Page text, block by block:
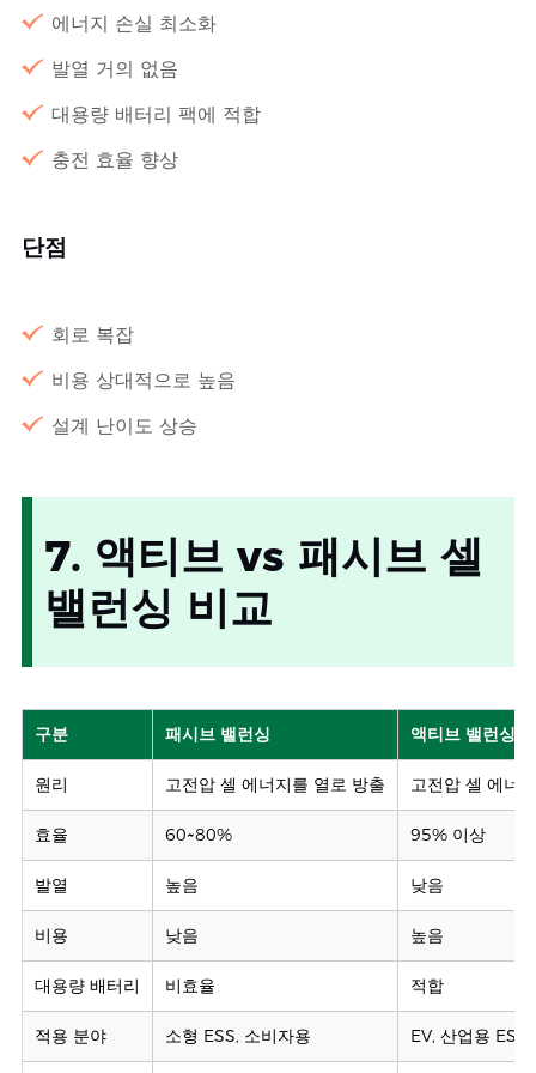
에너지 손실 최소화
발열 거의 없음
대용량 배터리 팩에 적합
충전 효율 향상
단점
회로 복잡
비용 상대적으로 높음
설계 난이도 상승
7. 액티브 vs 패시브 셀
밸런싱 비교
구분 패시브 밸런싱 액티브 밸런싱
원리 고전압 셀 에너지를 열로 방출 고전압 셀 에너
효율 60~80% 95% 이상
발열 높음 낮음
비용 낮음 높음
대용량 배터리 비효율 적합
적용 분야 소형 ESS, 소비자용 EV, 산업용